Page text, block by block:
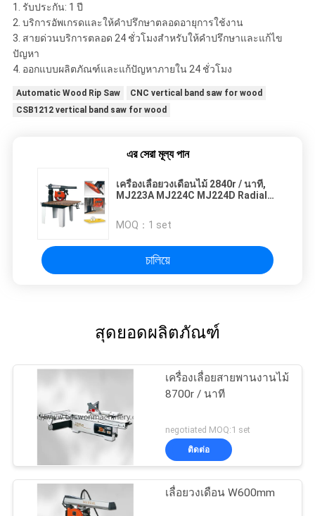
1. รับประกัน: 1 ปี
2. บริการอัพเกรดและให้คำปรึกษาตลอดอายุการใช้งาน
3. สายด่วนบริการตลอด 24 ชั่วโมงสำหรับให้คำปรึกษาและแก้ไข
ปัญหา
4. ออกแบบผลิตภัณฑ์และแก้ปัญหาภายใน 24 ชั่วโมง
Automatic Wood Rip Saw
CNC vertical band saw for wood
CSB1212 vertical band saw for wood
এর সেরা মূল্য পান
เครื่องเลื่อยวงเดือนไม้ 2840r / นาที,
MJ223A MJ224C MJ224D Radial
MOQ： 1 set
চালিয়ে
สุดยอดผลิตภัณฑ์
เครื่องเลื่อยสายพานงานไม้
8700r / นาที
negotiated MOQ:1 set
ติดต่อ
เลื่อยวงเดือน W600mm